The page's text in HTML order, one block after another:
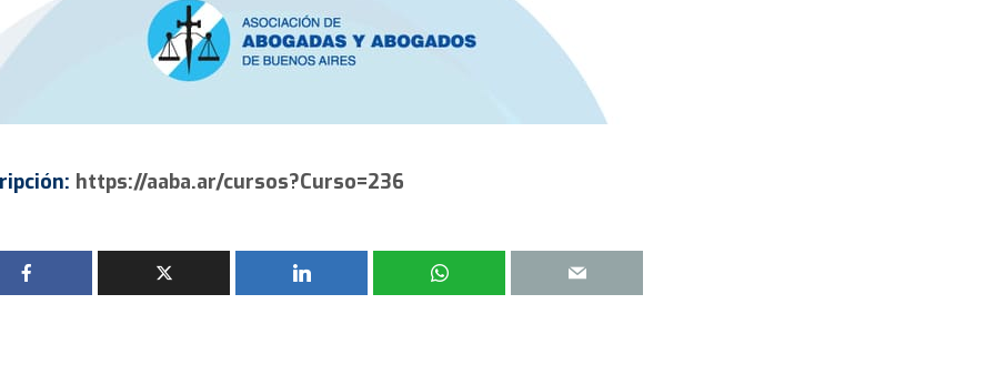
https://aaba.ar/cursos?Curso=236